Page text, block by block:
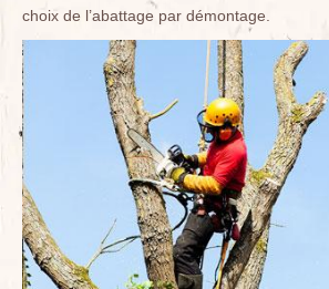
choix de l’abattage par démontage.